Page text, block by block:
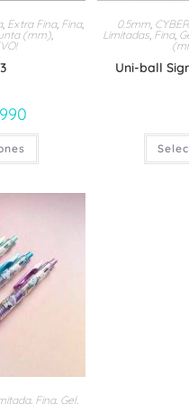
, Extra Fina, Fina,
(mm),
Rango
precios:
$18.990
Este
tiene
en
la
página
0.5mm, CYBER,
Limitadas, Fina,
Uni-ball
, Fina, Gel,